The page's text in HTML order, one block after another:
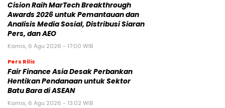
Cision Raih MarTech Breakthrough
Awards 2026 untuk Pemantauan dan
Analisis Media Sosial, Distribusi Siaran
Pers, dan AEO
Kamis, 6 Agu 2026 - 17:00 WIB
Pers Rilis
Fair Finance Asia Desak Perbankan
Hentikan Pendanaan untuk Sektor
Batu Bara di ASEAN
Kamis, 6 Agu 2026 - 13:02 WIB